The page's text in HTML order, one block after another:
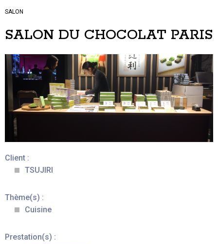
SALON
SALON DU CHOCOLAT PARIS
Client :
TSUJIRI
Thème(s) :
Cuisine
Prestation(s) :